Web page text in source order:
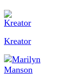
Kreator